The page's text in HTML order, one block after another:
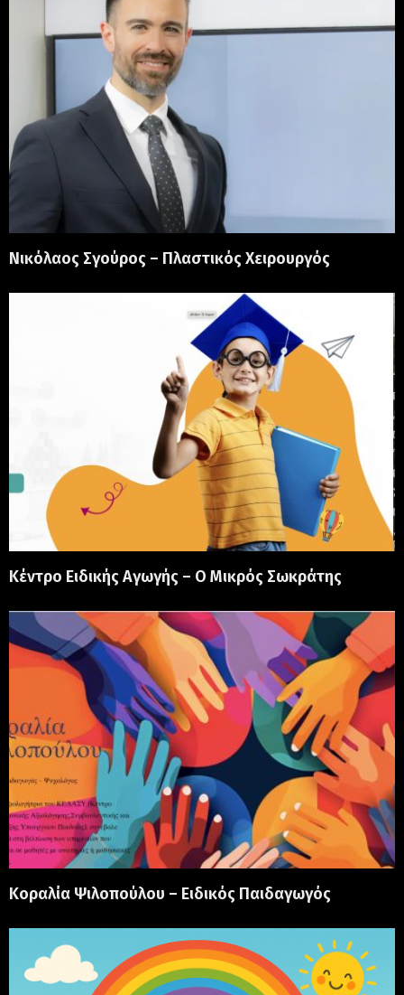
Νικόλαος Σγούρος – Πλαστικός Χειρουργός
Κέντρο Ειδικής Αγωγής – Ο Μικρός Σωκράτης
Κοραλία Ψιλοπούλου – Ειδικός Παιδαγωγός